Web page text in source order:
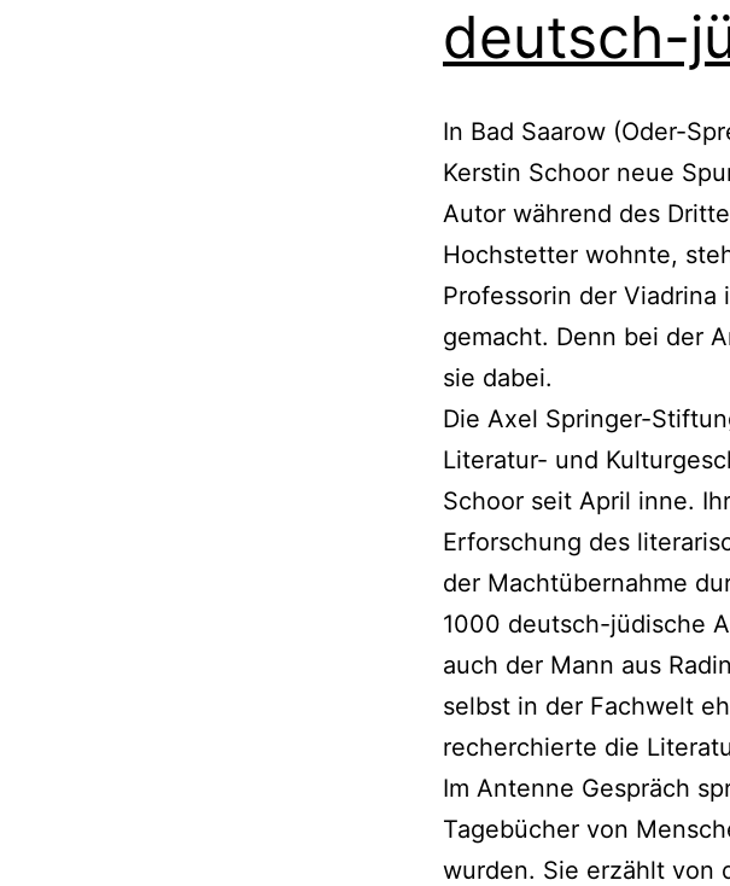
deutsch-
In Bad Saarow (Oder-
Kerstin Schoor neue
Autor während des
Hochstetter wohnte,
Professorin der Viadrina
gemacht. Denn bei der
sie dabei.
Die Axel Springer-
Literatur- und
Schoor seit April inne.
Erforschung des
der Machtübernahme
1000 deutsch-jüdische
auch der Mann aus
selbst in der Fachwelt
recherchierte die
Im Antenne Gespräch
Tagebücher von
wurden. Sie erzählt von